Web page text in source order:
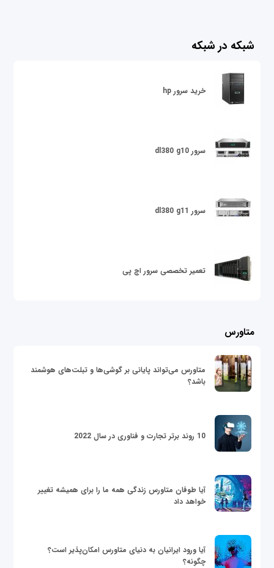
شبکه در شبکه
خرید سرور hp
سرور dl380 g10
سرور dl380 g11
تعمیر تخصصی سرور اچ پی
متاورس
متاورس می‌تواند پایانی بر گوشی‌ها و تبلت‌های هوشمند
باشد؟
10 روند برتر تجارت و فناوری در سال 2022
آیا طوفان متاورس زندگی همه ما را برای همیشه تغییر
خواهد داد
آیا ورود ایرانیان به دنیای متاورس امکان‌پذیر است؟
چگونه؟